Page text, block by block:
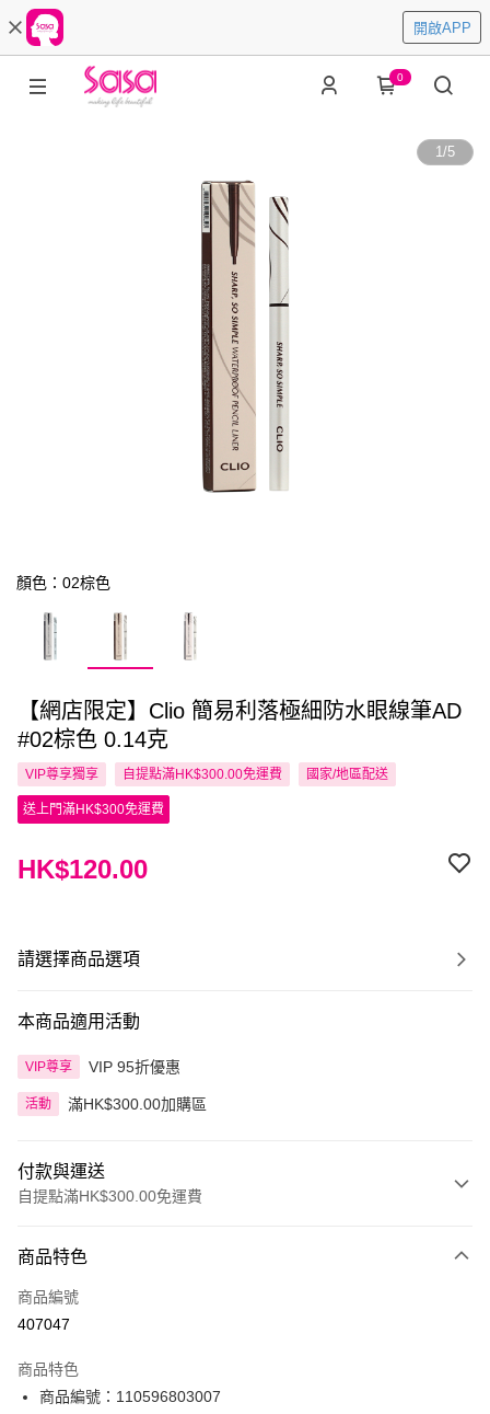
開啟APP
0
1/5
顏色：02棕色
【網店限定】Clio 簡易利落極細防水眼線筆AD
#02棕色 0.14克
VIP尊享獨享 自提點滿HK$300.00免運費 國家/地區配送
送上門滿HK$300免運費
HK$120.00
請選擇商品選項
本商品適用活動
VIP尊享 VIP 95折優惠
活動 滿HK$300.00加購區
付款與運送
自提點滿HK$300.00免運費
信用卡
Apple Pay
PayMe
商品特色
商品編號
407047
商品特色
商品編號：110596803007